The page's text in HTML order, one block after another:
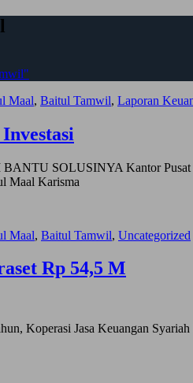
Maal, Baitul Tamwil, Laporan
SOLUSINYA Kantor Pusat
Maal Karisma
Maal, Baitul Tamwil, Uncategorized
Rp 54,5 M
Koperasi Jasa Keuangan